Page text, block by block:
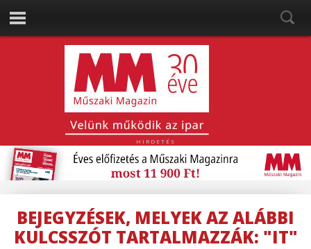
HIRDETÉS
BEJEGYZÉSEK, MELYEK AZ ALÁBBI
KULCSSZÓT TARTALMAZZÁK: "IT"